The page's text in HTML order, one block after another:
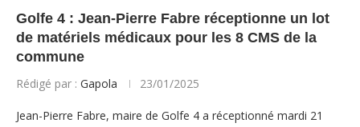
Golfe 4 : Jean-Pierre Fabre réceptionne un lot
de matériels médicaux pour les 8 CMS de la
commune
Rédigé par : Gapola 23/01/2025
Jean-Pierre Fabre, maire de Golfe 4 a réceptionné mardi 21